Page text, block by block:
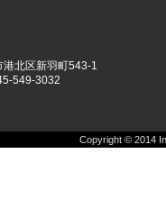
北区新羽町543-1
549-3032
Copyright © 2014